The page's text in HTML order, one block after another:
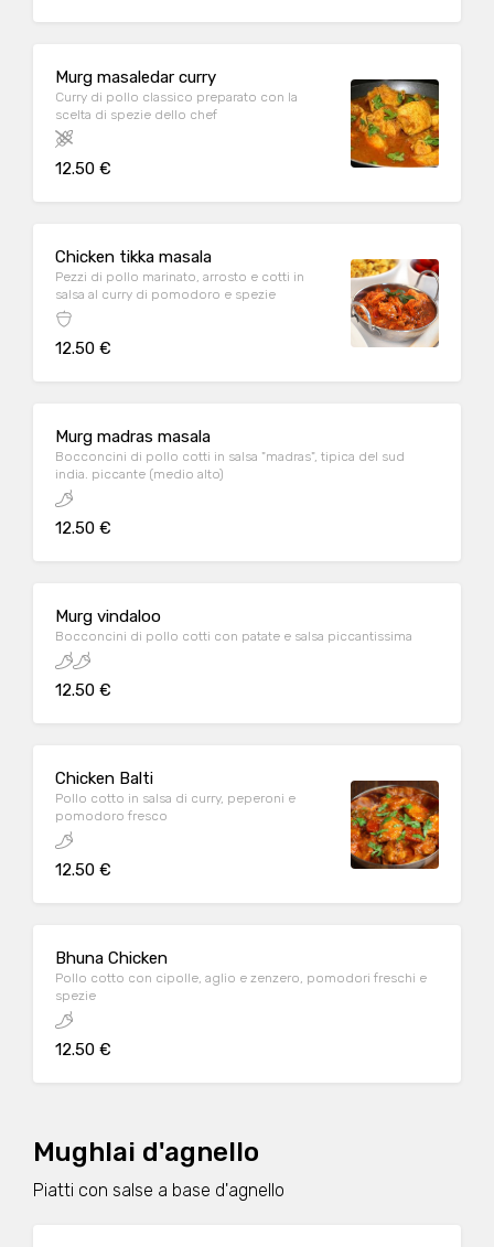
Murg masaledar curry
Curry di pollo classico preparato con la
scelta di spezie dello chef
12.50 €
Chicken tikka masala
Pezzi di pollo marinato, arrosto e cotti in
salsa al curry di pomodoro e spezie
12.50 €
Murg madras masala
Bocconcini di pollo cotti in salsa "madras", tipica del sud
india. piccante (medio alto)
12.50 €
Murg vindaloo
Bocconcini di pollo cotti con patate e salsa piccantissima
12.50 €
Chicken Balti
Pollo cotto in salsa di curry, peperoni e
pomodoro fresco
12.50 €
Bhuna Chicken
Pollo cotto con cipolle, aglio e zenzero, pomodori freschi e
spezie
12.50 €
Mughlai d'agnello
Piatti con salse a base d'agnello